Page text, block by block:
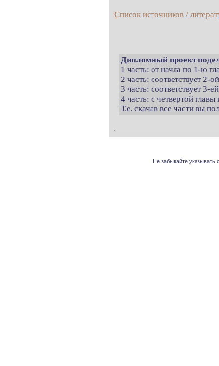
Список источников /
Дипломный проект
1 часть: от начла по 1-ю
2 часть: соответствует 2-
3 часть: соответствует 3-
4 часть: с четвертой
Т.е. скачав все части вы
Не забывайте указывать